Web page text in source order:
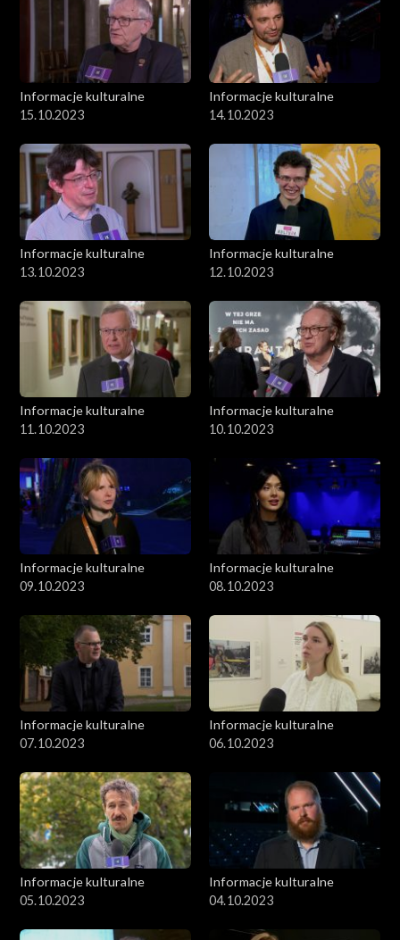
Informacje kulturalne
15.10.2023
Informacje kulturalne
14.10.2023
Informacje kulturalne
13.10.2023
Informacje kulturalne
12.10.2023
Informacje kulturalne
11.10.2023
Informacje kulturalne
10.10.2023
Informacje kulturalne
09.10.2023
Informacje kulturalne
08.10.2023
Informacje kulturalne
07.10.2023
Informacje kulturalne
06.10.2023
Informacje kulturalne
05.10.2023
Informacje kulturalne
04.10.2023